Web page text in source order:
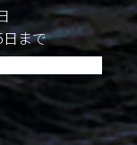
まで